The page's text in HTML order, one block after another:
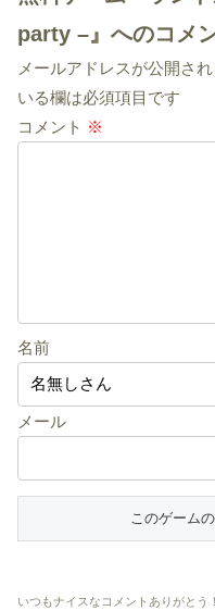
party –』へのコメ
メールアドレスが公開さ
いる欄は必須項目です
コメント ※
名前
メール
いつもナイスなコメントありがとう